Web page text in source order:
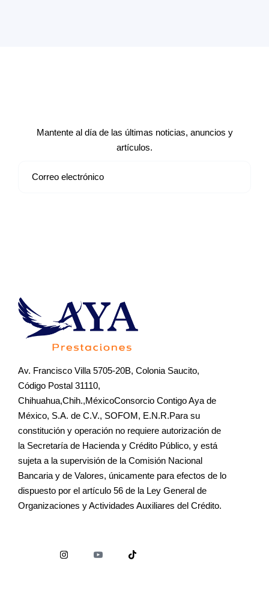
Mantente al día de las últimas noticias, anuncios y
artículos.
Av. Francisco Villa 5705-20B, Colonia Saucito,
Código Postal 31110,
Chihuahua,Chih.,MéxicoConsorcio Contigo Aya de
México, S.A. de C.V., SOFOM, E.N.R.Para su
constitución y operación no requiere autorización de
la Secretaría de Hacienda y Crédito Público, y está
sujeta a la supervisión de la Comisión Nacional
Bancaria y de Valores, únicamente para efectos de lo
dispuesto por el artículo 56 de la Ley General de
Organizaciones y Actividades Auxiliares del Crédito.